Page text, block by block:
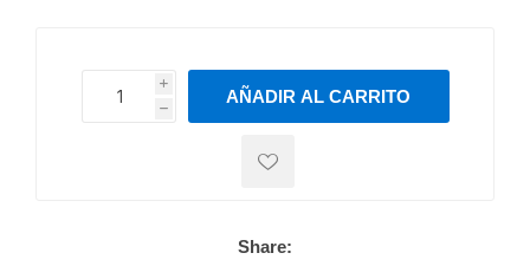
i
h
h
AÑADIR AL CARRITO
Share: